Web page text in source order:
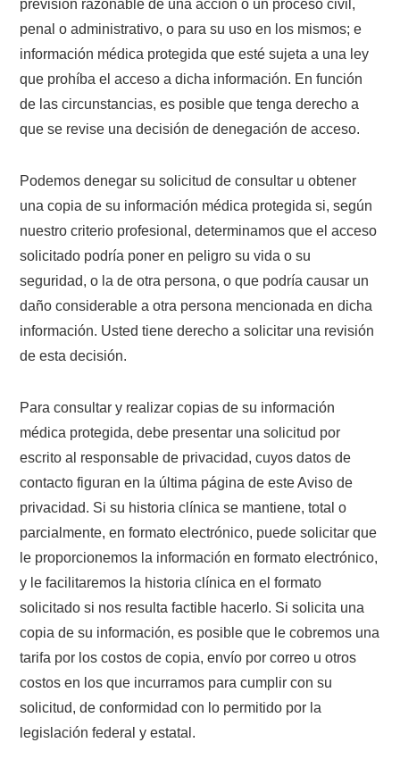
previsión razonable de una acción o un proceso civil,
penal o administrativo, o para su uso en los mismos; e
información médica protegida que esté sujeta a una ley
que prohíba el acceso a dicha información. En función
de las circunstancias, es posible que tenga derecho a
que se revise una decisión de denegación de acceso.
Podemos denegar su solicitud de consultar u obtener
una copia de su información médica protegida si, según
nuestro criterio profesional, determinamos que el acceso
solicitado podría poner en peligro su vida o su
seguridad, o la de otra persona, o que podría causar un
daño considerable a otra persona mencionada en dicha
información. Usted tiene derecho a solicitar una revisión
de esta decisión.
Para consultar y realizar copias de su información
médica protegida, debe presentar una solicitud por
escrito al responsable de privacidad, cuyos datos de
contacto figuran en la última página de este Aviso de
privacidad. Si su historia clínica se mantiene, total o
parcialmente, en formato electrónico, puede solicitar que
le proporcionemos la información en formato electrónico,
y le facilitaremos la historia clínica en el formato
solicitado si nos resulta factible hacerlo. Si solicita una
copia de su información, es posible que le cobremos una
tarifa por los costos de copia, envío por correo u otros
costos en los que incurramos para cumplir con su
solicitud, de conformidad con lo permitido por la
legislación federal y estatal.